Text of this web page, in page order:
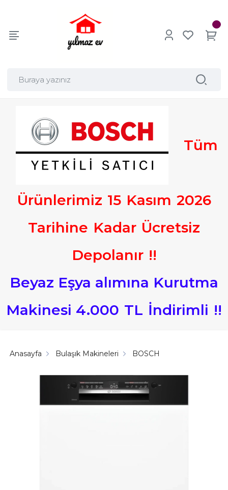
Tüm
Ürünlerimiz 15 Kasım 2026
Tarihine Kadar Ücretsiz
Depolanır !!
Beyaz Eşya alımına Kurutma
Makinesi 4.000 TL İndirimli !!
Anasayfa Bulaşık Makineleri BOSCH